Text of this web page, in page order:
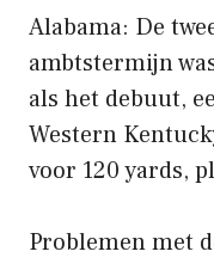
Alabama: De
ambtstermijn
als het debuut,
Western
voor 120 yards,
Problemen met